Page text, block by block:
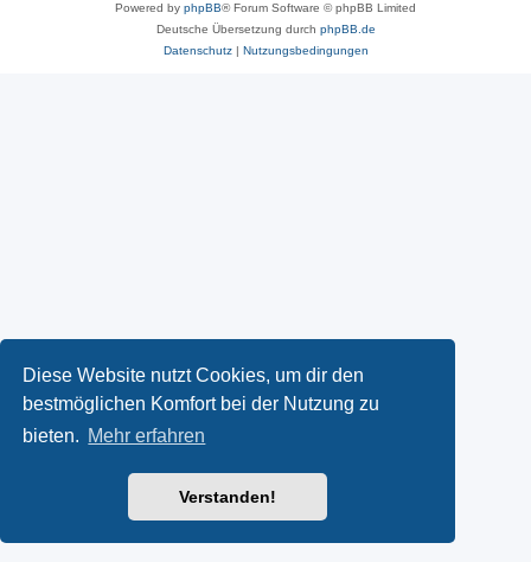
Diese Website nutzt Cookies, um dir den
bestmöglichen Komfort bei der Nutzung zu
bieten. Mehr erfahren
Verstanden!
Powered by phpBB® Forum Software © phpBB Limited
Deutsche Übersetzung durch phpBB.de
Datenschutz| Nutzungsbedingungen